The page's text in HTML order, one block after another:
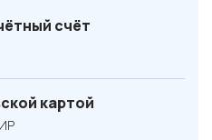
счёт
картой